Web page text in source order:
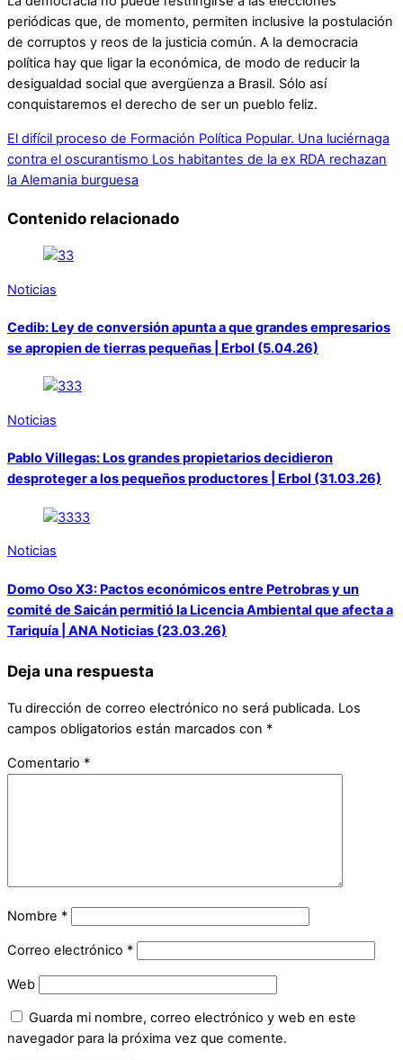
periódicas que, de momento, permiten inclusive la postulación
de corruptos y reos de la justicia común. A la democracia
política hay que ligar la económica, de modo de reducir la
desigualdad social que avergüenza a Brasil. Sólo así
conquistaremos el derecho de ser un pueblo feliz.
El difícil proceso de Formación Política Popular. Una luciérnaga
contra el oscurantismo Los habitantes de la ex RDA rechazan
la Alemania burguesa
Contenido relacionado
Noticias
Cedib: Ley de conversión apunta a que grandes empresarios
se apropien de tierras pequeñas | Erbol (5.04.26)
Noticias
Pablo Villegas: Los grandes propietarios decidieron
desproteger a los pequeños productores | Erbol (31.03.26)
Noticias
Domo Oso X3: Pactos económicos entre Petrobras y un
comité de Saicán permitió la Licencia Ambiental que afecta a
Tariquía | ANA Noticias (23.03.26)
Deja una respuesta
Tu dirección de correo electrónico no será publicada. Los
campos obligatorios están marcados con *
Comentario *
Nombre *
Correo electrónico *
Web
Guarda mi nombre, correo electrónico y web en este
navegador para la próxima vez que comente.